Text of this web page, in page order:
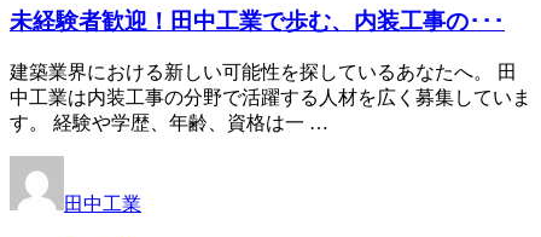
未経験者歓迎！田中工業で歩む、内装工事の･･･
建築業界における新しい可能性を探しているあなたへ。 田
中工業は内装工事の分野で活躍する人材を広く募集していま
す。 経験や学歴、年齢、資格は一 …
田中工業